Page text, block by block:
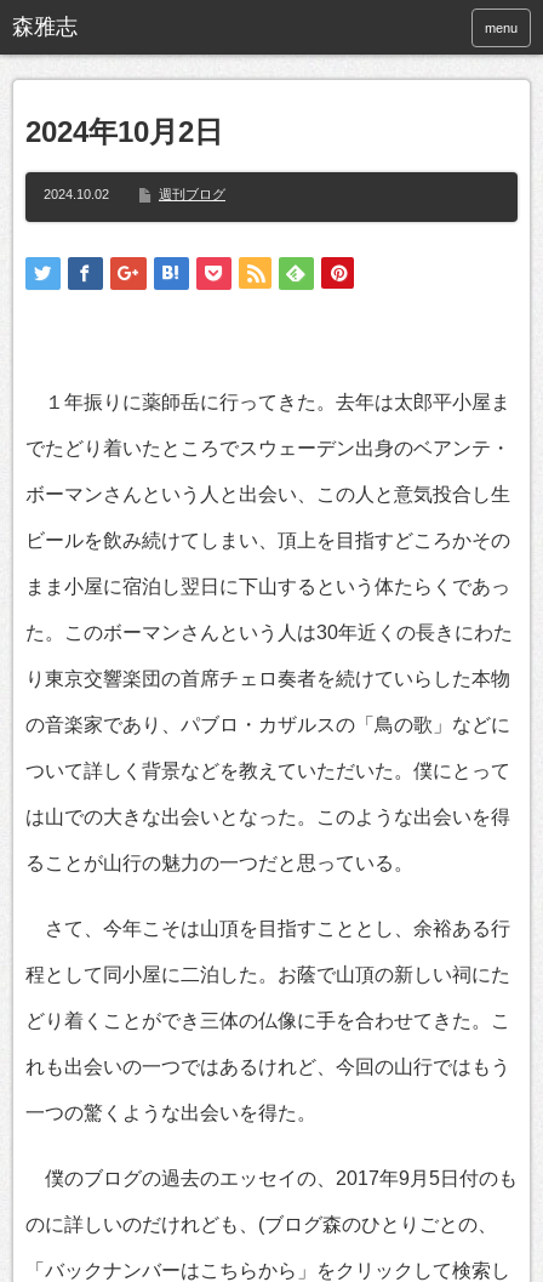
menu
2024年10月2日
2024.10.02 週刊ブログ
１年振りに薬師岳に行ってきた。去年は太郎平小屋ま
でたどり着いたところでスウェーデン出身のベアンテ・
ボーマンさんという人と出会い、この人と意気投合し生
ビールを飲み続けてしまい、頂上を目指すどころかその
まま小屋に宿泊し翌日に下山するという体たらくであっ
た。このボーマンさんという人は30年近くの長きにわた
り東京交響楽団の首席チェロ奏者を続けていらした本物
の音楽家であり、パブロ・カザルスの「鳥の歌」などに
ついて詳しく背景などを教えていただいた。僕にとって
は山での大きな出会いとなった。このような出会いを得
ることが山行の魅力の一つだと思っている。
さて、今年こそは山頂を目指すこととし、余裕ある行
程として同小屋に二泊した。お蔭で山頂の新しい祠にた
どり着くことができ三体の仏像に手を合わせてきた。こ
れも出会いの一つではあるけれど、今回の山行ではもう
一つの驚くような出会いを得た。
僕のブログの過去のエッセイの、2017年9月5日付のも
のに詳しいのだけれども、(ブログ森のひとりごとの、
「バックナンバーはこちらから」をクリックして検索し